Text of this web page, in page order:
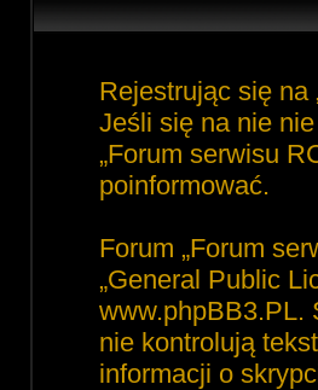
Rejestrując się na
Jeśli się na nie
„Forum serwisu
poinformować.
Forum „Forum
„General Public
www.phpBB3.PL.
nie kontrolują
informacji o